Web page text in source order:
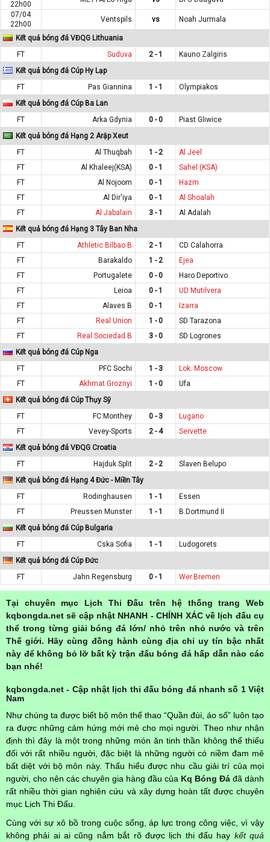
22h00
07/04
22h00
Ventspils vs Noah Jurmala
Kết quả bóng đá VĐQG Lithuania
FT
Suduva 2 - 1
Kauno Zalgiris
Kết quả bóng đá Cúp Hy Lạp
FT
Pas Giannina 1 - 1
Olympiakos
Kết quả bóng đá Cúp Ba Lan
FT
Arka Gdynia 0 - 0
Piast Gliwice
Kết quả bóng đá Hạng 2 Arập Xeut
FT
Al Thuqbah 1 - 2
Al Jeel
FT
Al Khaleej(KSA) 0 - 1
Sahel (KSA)
FT
Al Nojoom 0 - 1
Hazm
FT
Al Dir'iya 0 - 1
Al Shoalah
FT
Al Jabalain 3 - 1
Al Adalah
Kết quả bóng đá Hạng 3 Tây Ban Nha
FT
Athletic Bilbao B 2 - 1
CD Calahorra
FT
Barakaldo 1 - 2
Ejea
FT
Portugalete 0 - 0
Haro Deportivo
FT
Leioa 0 - 1
UD Mutilvera
FT
Alaves B 0 - 1
Izarra
FT
Real Union 1 - 0
SD Tarazona
FT
Real Sociedad B 3 - 0
SD Logrones
Kết quả bóng đá Cúp Nga
FT
PFC Sochi 1 - 3
Lok. Moscow
FT
Akhmat Groznyi 1 - 0
Ufa
Kết quả bóng đá Cúp Thụy Sỹ
FT
FC Monthey 0 - 3
Lugano
FT
Vevey-Sports 2 - 4
Servette
Kết quả bóng đá VĐQG Croatia
FT
Hajduk Split 2 - 2
Slaven Belupo
Kết quả bóng đá Hạng 4 Đức - Miền Tây
FT
Rodinghausen 1 - 1
Essen
FT
Preussen Munster 1 - 1
B.Dortmund II
Kết quả bóng đá Cúp Bulgaria
FT
Cska Sofia 1 - 1
Ludogorets
Kết quả bóng đá Cúp Đức
FT
Jahn Regensburg 0 - 1 Wer.Bremen
Tại chuyên mục Lịch Thi Đấu trên hệ thống trang Web
kqbongda.net sẽ cập nhật NHANH - CHÍNH XÁC về lịch đấu cụ
thể trong từng giải bóng đá lớn/ nhỏ trên nhỏ nước và trên
Thế giới. Hãy cùng đồng hành cùng địa chỉ uy tín bậc nhất
này để không bỏ lỡ bất kỳ trận đấu bóng đá hấp dẫn nào các
bạn nhé!
kqbongda.net - Cập nhật lịch thi đấu bóng đá nhanh số 1 Việt
Nam
Như chúng ta được biết bộ môn thể thao “Quần đùi, áo số” luôn tạo
ra được những cảm hứng mới mẻ cho mọi người. Theo như nhận
định thì đây là một trong những món ăn tinh thần không thể thiếu
đối với rất nhiều người, đặc biệt là những người có niềm đam mê
bất diệt với bộ môn này. Thấu hiểu được nhu cầu giải trí của mọi
người, cho nên các chuyên gia hàng đầu của Kq Bóng Đá đã dành
rất nhiều thời gian nghiên cứu và xây dựng hoàn tất được chuyên
mục Lịch Thi Đấu.
Cùng với sự xô bồ trong cuộc sống, áp lực trong công việc, vì vậy
không phải ai ai cũng nắm bắt rõ được lịch thi đấu hay kết quả